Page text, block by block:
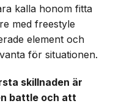
kalla honom fitta
med freestyle
element och
för situationen.
skillnaden är
battle och att